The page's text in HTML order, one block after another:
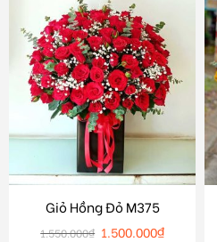
Giỏ Hồng Đỏ M375
1.550.000₫ 1.500.000₫